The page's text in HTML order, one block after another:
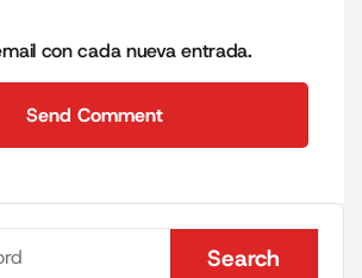
con cada nueva entrada.
Send Comment
Search